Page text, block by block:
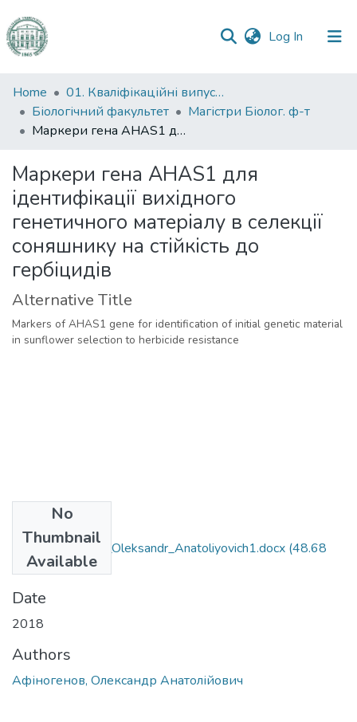
Log In (current)
Communities
&
Collections
Statistics
Home
01. Кваліфікаційні випускні роботи здобувачів вищої освіти
Біологічний факультет
Магістри Біолог. ф-т
Маркери гена AHAS1 для ідентифікації вихідного генетичного матеріалу в селекції соняшнику на стійкість до гербіцидів
Маркери гена AHAS1 для
ідентифікації вихідного
генетичного матеріалу в селекції
соняшнику на стійкість до
гербіцидів
Alternative Title
Markers of AHAS1 gene for identification of initial genetic material
in sunflower selection to herbicide resistance
No
Thumbnail
Available
091_Afinogenov_Oleksandr_Anatoliyovich1.docx (48.68
KB)
Date
2018
Authors
Афіногенов, Олександр Анатолійович